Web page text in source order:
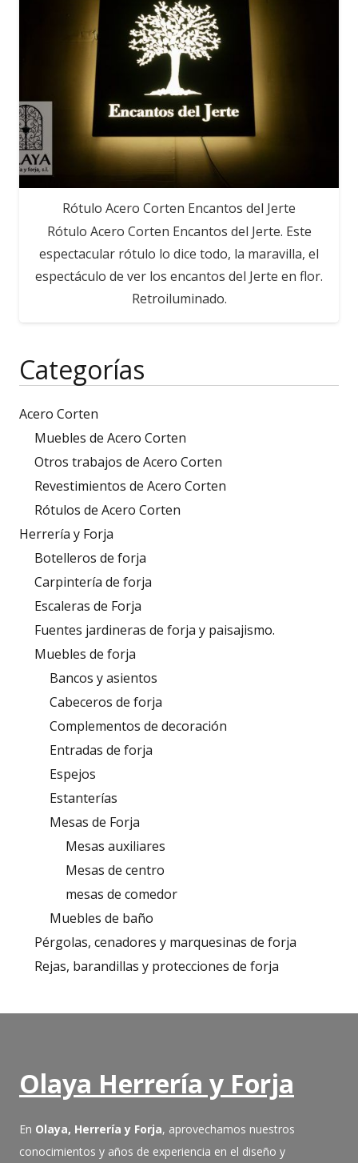
Categorías
Acero Corten
Muebles de Acero Corten
Otros trabajos de Acero Corten
Revestimientos de Acero Corten
Rótulos de Acero Corten
Herrería y Forja
Botelleros de forja
Carpintería de forja
Escaleras de Forja
Fuentes jardineras de forja y paisajismo.
Muebles de forja
Bancos y asientos
Cabeceros de forja
Complementos de decoración
Entradas de forja
Espejos
Estanterías
Mesas de Forja
Mesas auxiliares
Mesas de centro
mesas de comedor
Muebles de baño
Pérgolas, cenadores y marquesinas de forja
Rejas, barandillas y protecciones de forja
Rótulo Acero Corten Encantos del Jerte
Rótulo Acero Corten Encantos del Jerte. Este
espectacular rótulo lo dice todo, la maravilla, el
espectáculo de ver los encantos del Jerte en flor.
Retroiluminado.
Olaya Herrería y Forja
En Olaya, Herrería y Forja, aprovechamos nuestros
conocimientos y años de experiencia en el diseño y